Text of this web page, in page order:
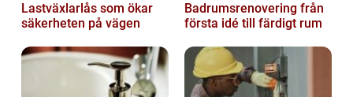
Lastväxlarlås som ökar
säkerheten på vägen
Badrumsrenovering från
första idé till färdigt rum